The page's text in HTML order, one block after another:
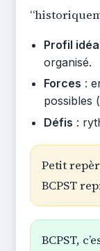
Profil
organisé.
Forces :
possibles
Défis :
Petit
BCPST
BCPST,